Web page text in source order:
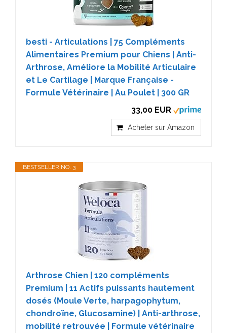
besti - Articulations | 75 Compléments
Alimentaires Premium pour Chiens | Anti-
Arthrose, Améliore la Mobilité Articulaire
et Le Cartilage | Marque Française -
Formule Vétérinaire | Au Poulet | 300 GR
33,00 EUR
Acheter sur Amazon
BESTSELLER NO. 3
Arthrose Chien | 120 compléments
Premium | 11 Actifs puissants hautement
dosés (Moule Verte, harpagophytum,
chondroïne, Glucosamine) | Anti-arthrose,
mobilité retrouvée | Formule vétérinaire